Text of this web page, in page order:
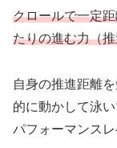
クロールで一定
たりの進む力（
自身の推進距離
的に動かして泳
パフォーマンス